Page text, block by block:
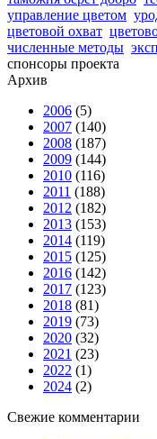
управление цветом
цветовой охват
численные методы
спонсоры проекта
Архив
2006 (5)
2007 (140)
2008 (187)
2009 (144)
2010 (116)
2011 (188)
2012 (182)
2013 (153)
2014 (119)
2015 (125)
2016 (142)
2017 (123)
2018 (81)
2019 (73)
2020 (32)
2021 (23)
2022 (1)
2024 (2)
Свежие комментарии